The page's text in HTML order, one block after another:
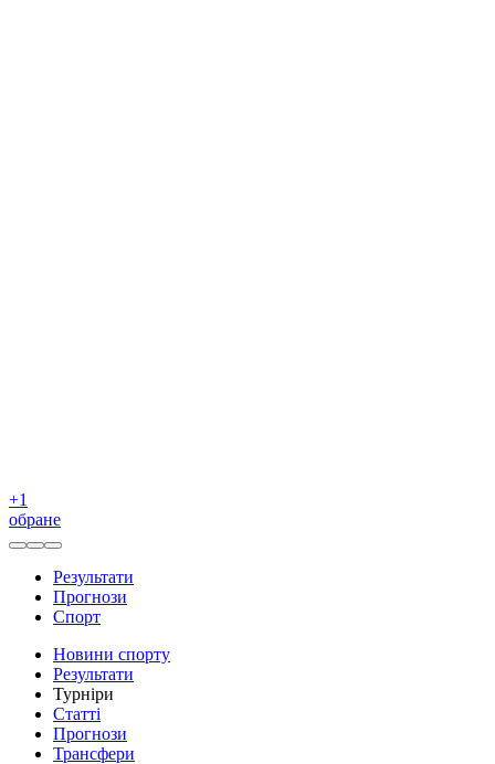
+1
обране
Результати
Прогнози
Спорт
Новини спорту
Результати
Турніри
Статті
Прогнози
Трансфери